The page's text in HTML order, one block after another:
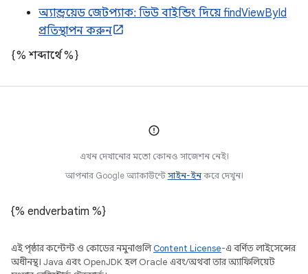
অ্যান্ড্রয়েড জেটপ্যাক: ভিউ বাইন্ডিং দিয়ে findViewById
প্রতিস্থাপন করুন
{% শব্দার্থে %}
এখন দেখানোর মতো কোনও সাজেশন নেই।
আপনার Google অ্যাকাউন্টে সাইন-ইনকরে দেখুন।
{% endverbatim %}
এই পৃষ্ঠার কন্টেন্ট ও কোডের নমুনাগুলিContent License-এ বর্ণিত লাইসেন্সের
অধীনস্থ। Java এবং OpenJDK হল Oracle এবং/অথবা তার অ্যাফিলিয়েট